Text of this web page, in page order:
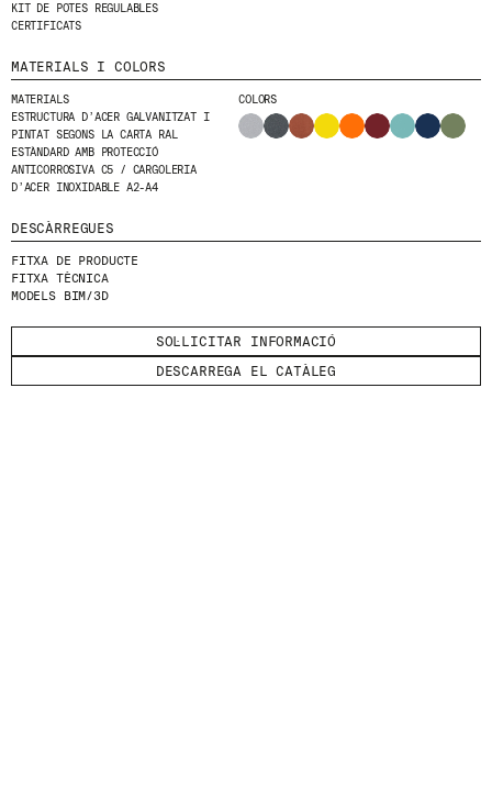
KIT DE POTES REGULABLES
CERTIFICATS
MATERIALS I COLORS
MATERIALS
ESTRUCTURA D’ACER GALVANITZAT I
PINTAT SEGONS LA CARTA RAL
ESTÀNDARD AMB PROTECCIÓ
ANTICORROSIVA C5 / CARGOLERIA
D’ACER INOXIDABLE A2-A4
COLORS
DESCÀRREGUES
FITXA DE PRODUCTE
FITXA TÈCNICA
MODELS BIM/3D
SOL·LICITAR INFORMACIÓ
DESCARREGA EL CATÀLEG
© 2026 ESCOFET 1886 S.A.